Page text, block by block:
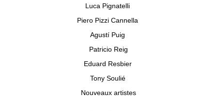
Luca Pignatelli
Piero Pizzi Cannella
Agustí Puig
Patricio Reig
Eduard Resbier
Tony Soulié
Nouveaux artistes